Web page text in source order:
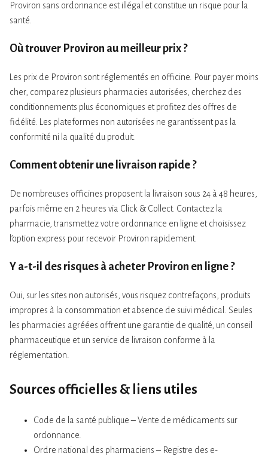
Proviron sans ordonnance est illégal et constitue un risque pour la
santé.
Où trouver Proviron au meilleur prix ?
Les prix de Proviron sont réglementés en officine. Pour payer moins
cher, comparez plusieurs pharmacies autorisées, cherchez des
conditionnements plus économiques et profitez des offres de
fidélité. Les plateformes non autorisées ne garantissent pas la
conformité ni la qualité du produit.
Comment obtenir une livraison rapide ?
De nombreuses officines proposent la livraison sous 24 à 48 heures,
parfois même en 2 heures via Click & Collect. Contactez la
pharmacie, transmettez votre ordonnance en ligne et choisissez
l’option express pour recevoir Proviron rapidement.
Y a-t-il des risques à acheter Proviron en ligne ?
Oui, sur les sites non autorisés, vous risquez contrefaçons, produits
impropres à la consommation et absence de suivi médical. Seules
les pharmacies agréées offrent une garantie de qualité, un conseil
pharmaceutique et un service de livraison conforme à la
réglementation.
Sources officielles & liens utiles
Code de la santé publique – Vente de médicaments sur
ordonnance.
Ordre national des pharmaciens – Registre des e-